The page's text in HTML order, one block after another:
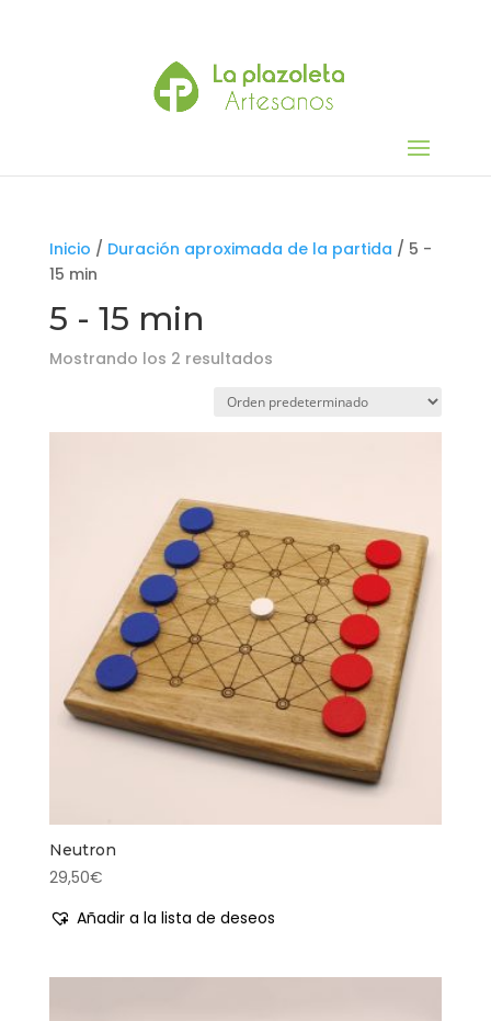
Inicio / Duración aproximada de la partida / 5 -
15 min
5 - 15 min
Mostrando los 2 resultados
Neutron
29,50€
Añadir a la lista de deseos